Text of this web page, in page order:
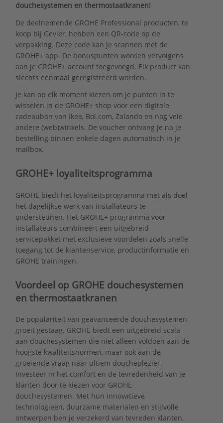
douchesystemen en thermostaatkranen!
De deelnemende GROHE Professional producten, te
koop bij Gevier, hebben een QR-code op de
verpakking. Deze code kan je scannen met de
GROHE+ app. De bonuspunten worden vervolgens
aan je GROHE+ account toegevoegd. Elk product kan
slechts éénmaal geregistreerd worden.
Je kan op elk moment kiezen om je punten in te
wisselen in de GROHE+ shop voor een digitale
cadeaubon van Ikea, Bol.com, Zalando en nog vele
andere (web)winkels. De voucher ontvang je na je
bestelling binnen enkele dagen automatisch in je
mailbox.
GROHE+ loyaliteitsprogramma
GROHE biedt het loyaliteitsprogramma met als doel
het dagelijkse werk van installateurs te
ondersteunen. Het GROHE+ programma voor
installateurs combineert een uitgebreid
servicepakket met exclusieve voordelen zoals snelle
toegang tot de klantenservice, productinformatie en
GROHE trainingen.
Voordeel op GROHE douchesystemen
en thermostaatkranen
De populariteit van geavanceerde douchesystemen
groeit gestaag. GROHE biedt een uitgebreid scala
aan douchesystemen die niet alleen voldoen aan de
hoogste kwaliteitsnormen, maar ook aan de
groeiende vraag naar ultiem doucheplezier.
Investeer in het comfort en de tevredenheid van je
klanten door te kiezen voor GROHE-
douchesystemen. Met hun innovatieve
technologieën, duurzame materialen en stijlvolle
ontwerpen ben je verzekerd van tevreden klanten.